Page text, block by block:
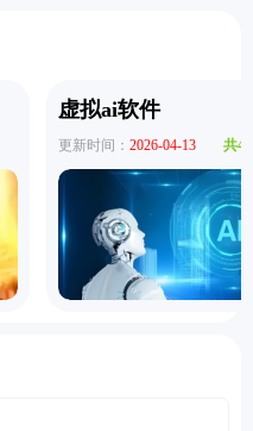
虚拟ai软件
更新时间： 2026-04-13 共